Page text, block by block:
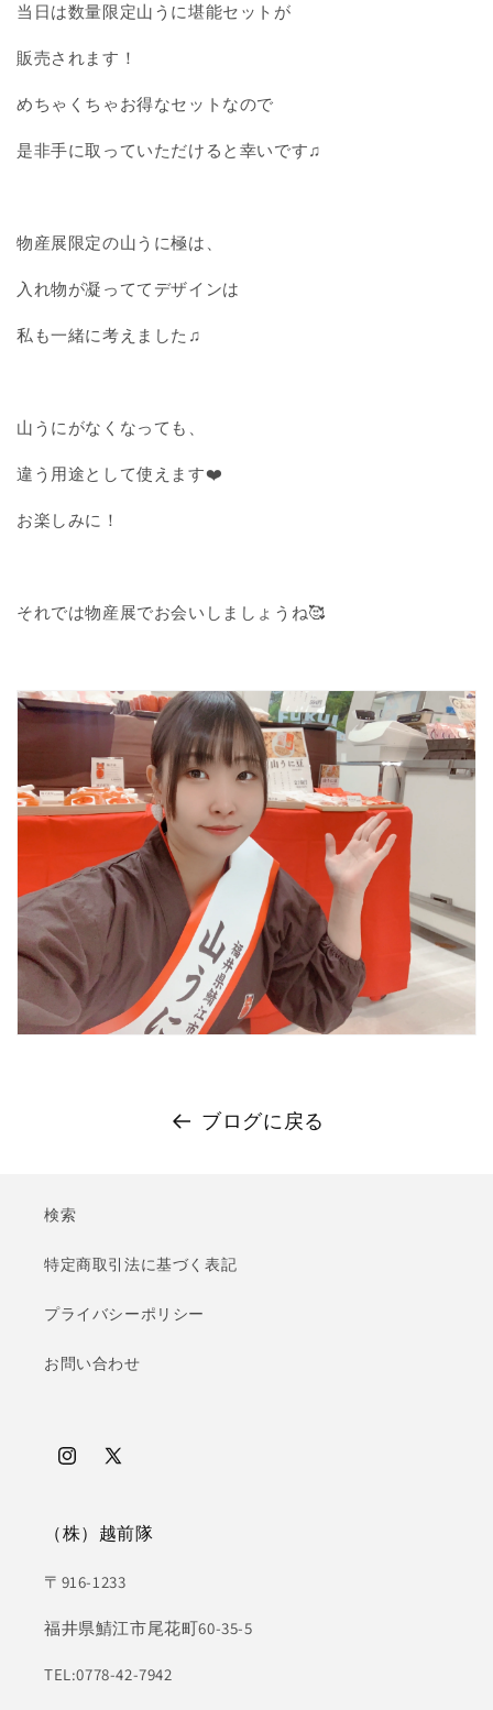
当日は数量限定山うに堪能セットが
販売されます！
めちゃくちゃお得なセットなので
是非手に取っていただけると幸いです♫
物産展限定の山うに極は、
入れ物が凝っててデザインは
私も一緒に考えました♫
山うにがなくなっても、
違う用途として使えます❤️
お楽しみに！
それでは物産展でお会いしましょうね🥰
ブログに戻る
検索
特定商取引法に基づく表記
プライバシーポリシー
お問い合わせ
Instagram
X
（株）越前隊
〒916-1233
福井県鯖江市尾花町60-35-5
TEL:0778-42-7942